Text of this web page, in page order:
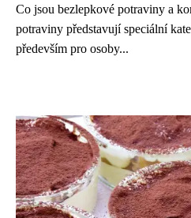
Co jsou bezlepkové potraviny a
potraviny představují speciální
především pro osoby...